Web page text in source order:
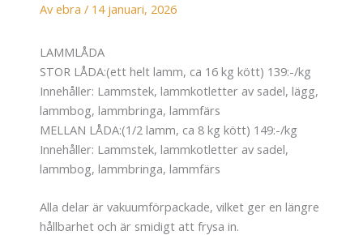
Avebra/ 14 januari, 2026
LAMMLÅDA
STOR LÅDA:(ett helt lamm, ca 16 kg kött) 139:-/kg
Innehåller: Lammstek, lammkotletter av sadel, lägg,
lammbog, lammbringa, lammfärs
MELLAN LÅDA:(1/2 lamm, ca 8 kg kött) 149:-/kg
Innehåller: Lammstek, lammkotletter av sadel,
lammbog, lammbringa, lammfärs
Alla delar är vakuumförpackade, vilket ger en längre
hållbarhet och är smidigt att frysa in.